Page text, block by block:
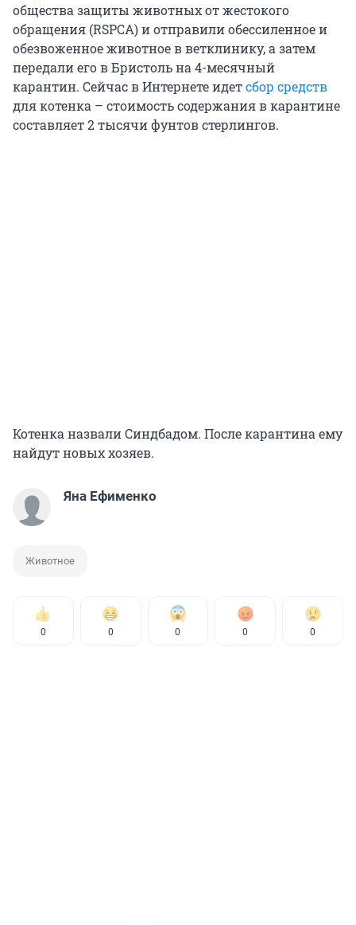
общества защиты животных от жестокого
обращения (RSPCA) и отправили обессиленное и
обезвоженное животное в ветклинику, а затем
передали его в Бристоль на 4-месячный
карантин. Сейчас в Интернете идетсбор средств
для котенка – стоимость содержания в карантине
составляет 2 тысячи фунтов стерлингов.
Котенка назвали Синдбадом. После карантина ему
найдут новых хозяев.
Яна Ефименко
Животное
0 0 0 0 0